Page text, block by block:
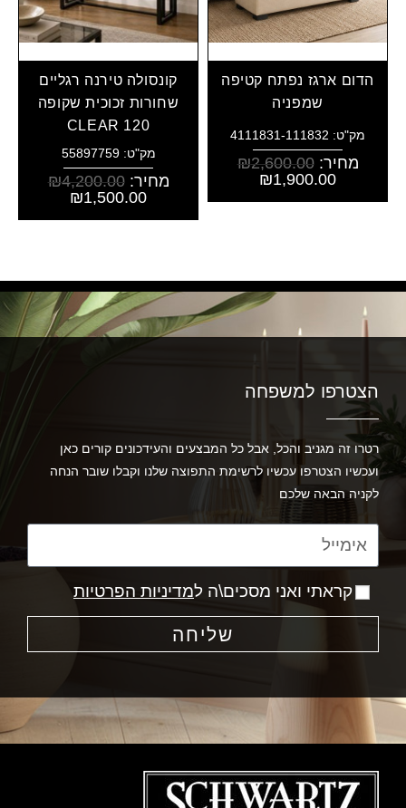
הדום ארגז נפתח קטיפה
שמפניה
מק"ט: 4111831-111832
מחיר: ₪2,600.00
₪1,900.00
קונסולה טירנה רגליים
שחורות זכוכית שקופה
CLEAR 120
מק"ט: 55897759
מחיר: ₪4,200.00
₪1,500.00
הצטרפו למשפחה
רטרו זה מגניב והכל, אבל כל המבצעים והעידכונים קורים כאן
ועכשיו הצטרפו עכשיו לרשימת התפוצה שלנו וקבלו שובר הנחה
לקניה הבאה שלכם
קראתי ואני מסכים\ה למדיניות הפרטיות
שליחה